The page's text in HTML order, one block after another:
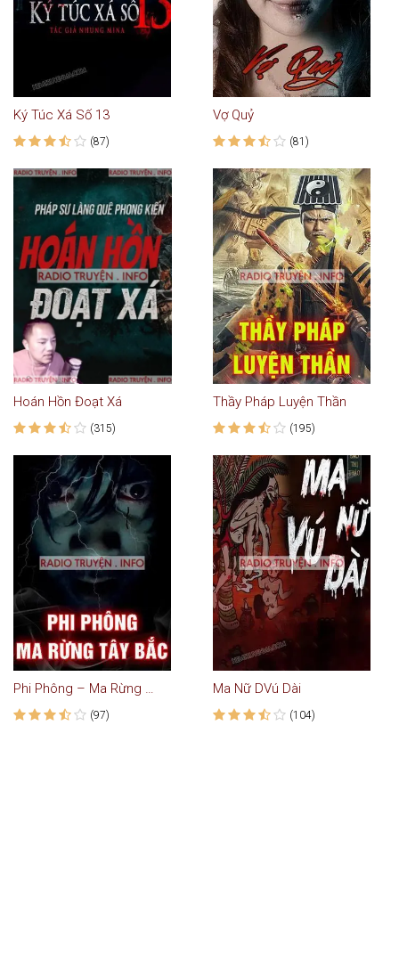
Ký Túc Xá Số 13
(87)
Vợ Quỷ
(81)
Hoán Hồn Đoạt Xá
(315)
Thầy Pháp Luyện Thần
(195)
Phi Phông – Ma Rừng Tây Bắc
(97)
Ma Nữ DVú Dài
(104)